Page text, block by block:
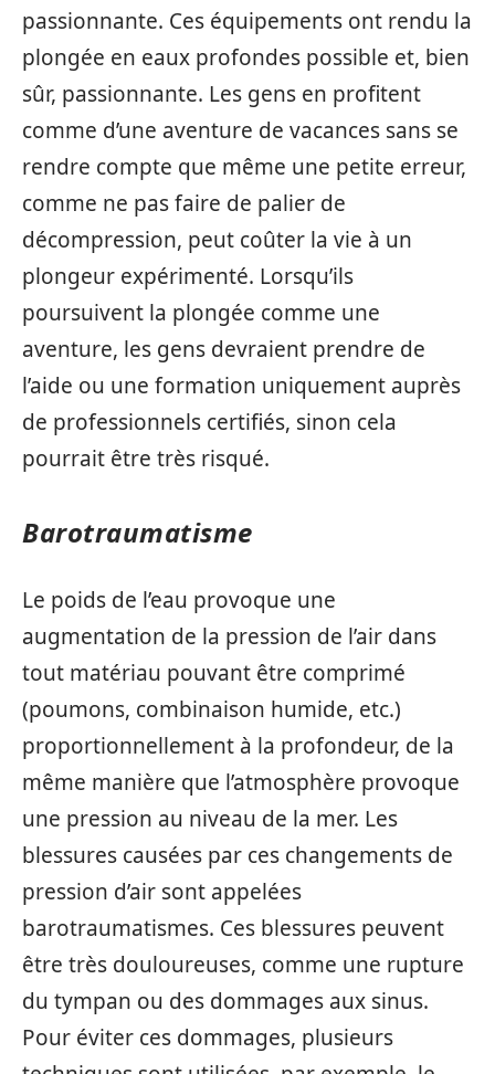
passionnante. Ces équipements ont rendu la
plongée en eaux profondes possible et, bien
sûr, passionnante. Les gens en profitent
comme d’une aventure de vacances sans se
rendre compte que même une petite erreur,
comme ne pas faire de palier de
décompression, peut coûter la vie à un
plongeur expérimenté. Lorsqu’ils
poursuivent la plongée comme une
aventure, les gens devraient prendre de
l’aide ou une formation uniquement auprès
de professionnels certifiés, sinon cela
pourrait être très risqué.
Barotraumatisme
Le poids de l’eau provoque une
augmentation de la pression de l’air dans
tout matériau pouvant être comprimé
(poumons, combinaison humide, etc.)
proportionnellement à la profondeur, de la
même manière que l’atmosphère provoque
une pression au niveau de la mer. Les
blessures causées par ces changements de
pression d’air sont appelées
barotraumatismes. Ces blessures peuvent
être très douloureuses, comme une rupture
du tympan ou des dommages aux sinus.
Pour éviter ces dommages, plusieurs